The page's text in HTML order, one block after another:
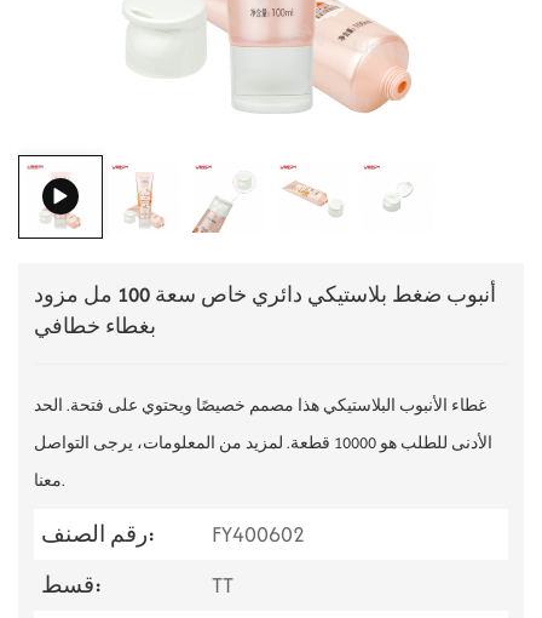
أنبوب ضغط بلاستيكي دائري خاص سعة 100 مل مزود
بغطاء خطافي
غطاء الأنبوب البلاستيكي هذا مصمم خصيصًا ويحتوي على فتحة. الحد
الأدنى للطلب هو 10000 قطعة. لمزيد من المعلومات، يرجى التواصل
معنا.
رقم الصنف:
FY400602
قسط:
TT